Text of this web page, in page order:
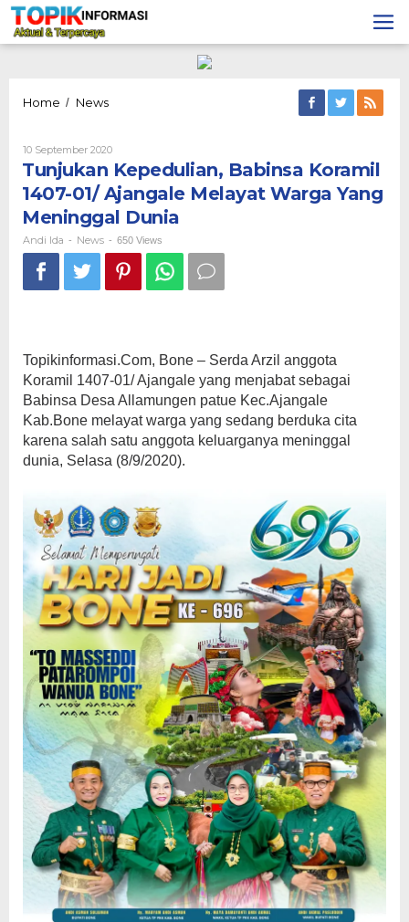
Lewati
konten
Home / NewsTunjukan
Koramil
1407-
01/
Ajangale
Melayat
Meninggal
Dunia
10 September 2020Oleh
Andi
Ida
Tunjukan Kepedulian, Babinsa Koramil
1407-01/ Ajangale Melayat Warga Yang
Meninggal Dunia
Andi Ida - News - 650 Views
Topikinformasi.Com, Bone – Serda Arzil anggota
Koramil 1407-01/ Ajangale yang menjabat sebagai
Babinsa Desa Allamungen patue Kec.Ajangale
Kab.Bone melayat warga yang sedang berduka cita
karena salah satu anggota keluarganya meninggal
dunia, Selasa (8/9/2020).